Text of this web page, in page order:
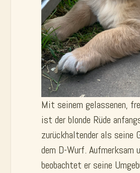
Mit seinem gelassenen,
ist der blonde Rüde
zurückhaltender als seine
dem D-Wurf. Aufmerksam
beobachtet er seine